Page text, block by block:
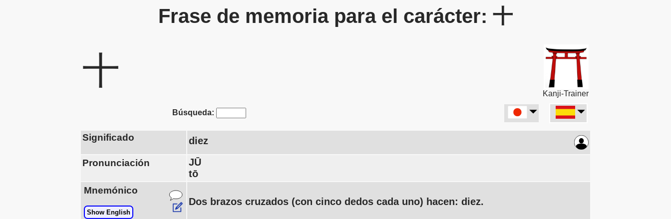
Frase de memoria para el carácter: 十
十
Kanji-Trainer
Búsqueda:
Significado diez
Pronunciación
JŪ
tō
Mnemónico
Show English
Dos brazos cruzados (con cinco dedos cada uno) hacen: diez.